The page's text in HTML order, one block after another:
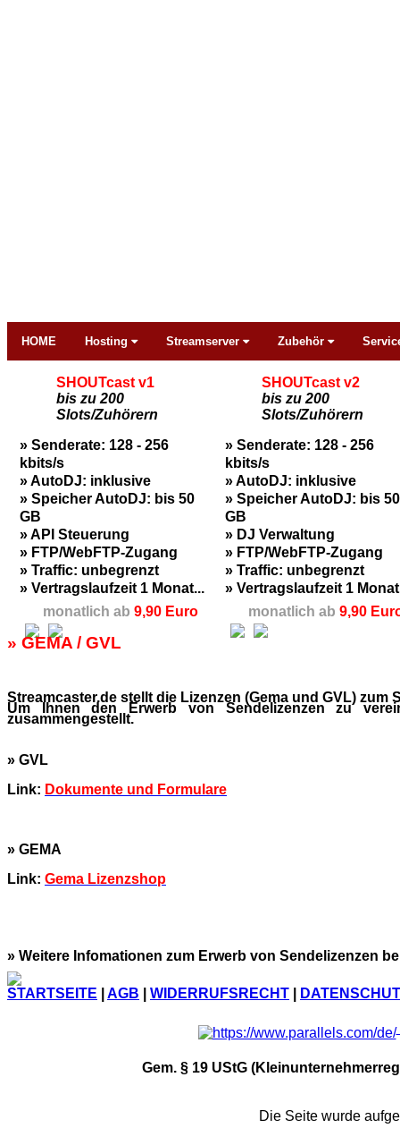
HOME Hosting Streamserver Zubehör
SHOUTcast v1
bis zu 200
Slots/Zuhörern
» Senderate: 128 - 256
kbits/s
» AutoDJ: inklusive
» Speicher AutoDJ: bis 50
GB
» API Steuerung
» FTP/WebFTP-Zugang
» Traffic: unbegrenzt
» Vertragslaufzeit 1 Monat...
monatlich ab 9,90 Euro
SHOUTcast v2
bis zu 200
Slots/Zuhörern
» Senderate: 128 - 256
kbits/s
» AutoDJ: inklusive
» Speicher AutoDJ: bis 50
GB
» DJ Verwaltung
» FTP/WebFTP-Zugang
» Traffic: unbegrenzt
» Vertragslaufzeit 1
monatlich ab 9,90
» GEMA / GVL
Streamcaster.de stellt die Lizenzen (Gema und GVL)
Um Ihnen den Erwerb von Sendelizenzen zu
zusammengestellt.
» GVL
Link: Dokumente und Formulare
» GEMA
Link: Gema Lizenzshop
» Weitere Infomationen zum Erwerb von Sendelizenzen
STARTSEITE AGB WIDERRUFSRECHT
Gem. § 19 UStG
Die Seite wurde